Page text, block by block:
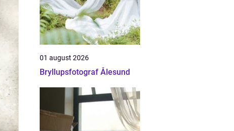
01 august 2026
Bryllupsfotograf Ålesund